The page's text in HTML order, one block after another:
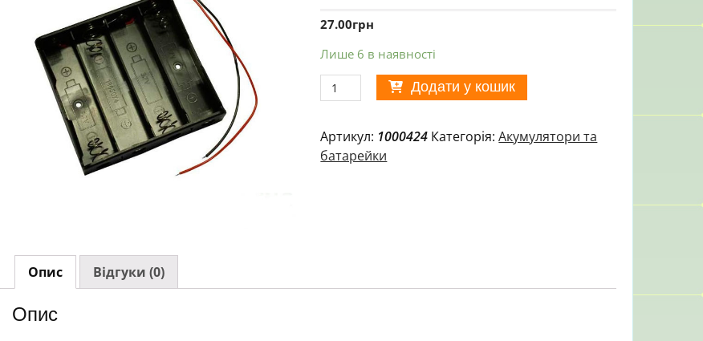
27.00грн
Лише 6 в наявності
Тримач
для
18650
на
Додати у кошик
Артикул: 1000424 Категорія:Акумулятори та
батарейки
Опис Відгуки (0)
Опис